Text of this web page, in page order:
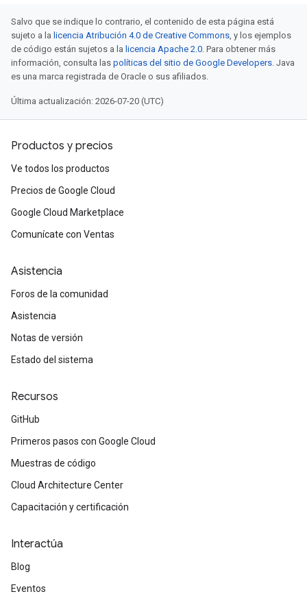
Salvo que se indique lo contrario, el contenido de esta página está
sujeto a la licencia Atribución 4.0 de Creative Commons, y los ejemplos
de código están sujetos a la licencia Apache 2.0. Para obtener más
información, consulta las políticas del sitio de Google Developers. Java
es una marca registrada de Oracle o sus afiliados.
Última actualización: 2026-07-20 (UTC)
Productos y precios
Ve todos los productos
Precios de Google Cloud
Google Cloud Marketplace
Comunícate con Ventas
Asistencia
Foros de la comunidad
Asistencia
Notas de versión
Estado del sistema
Recursos
GitHub
Primeros pasos con Google Cloud
Muestras de código
Cloud Architecture Center
Capacitación y certificación
Interactúa
Blog
Eventos